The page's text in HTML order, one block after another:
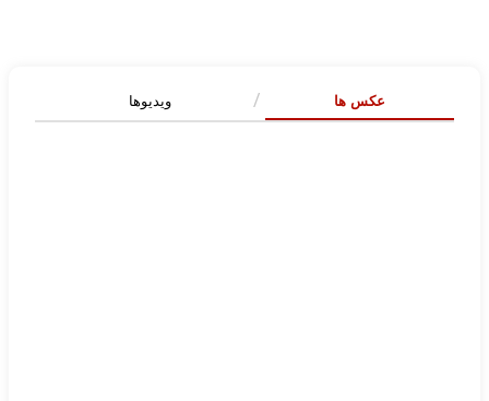
عکس ها ویدیوها